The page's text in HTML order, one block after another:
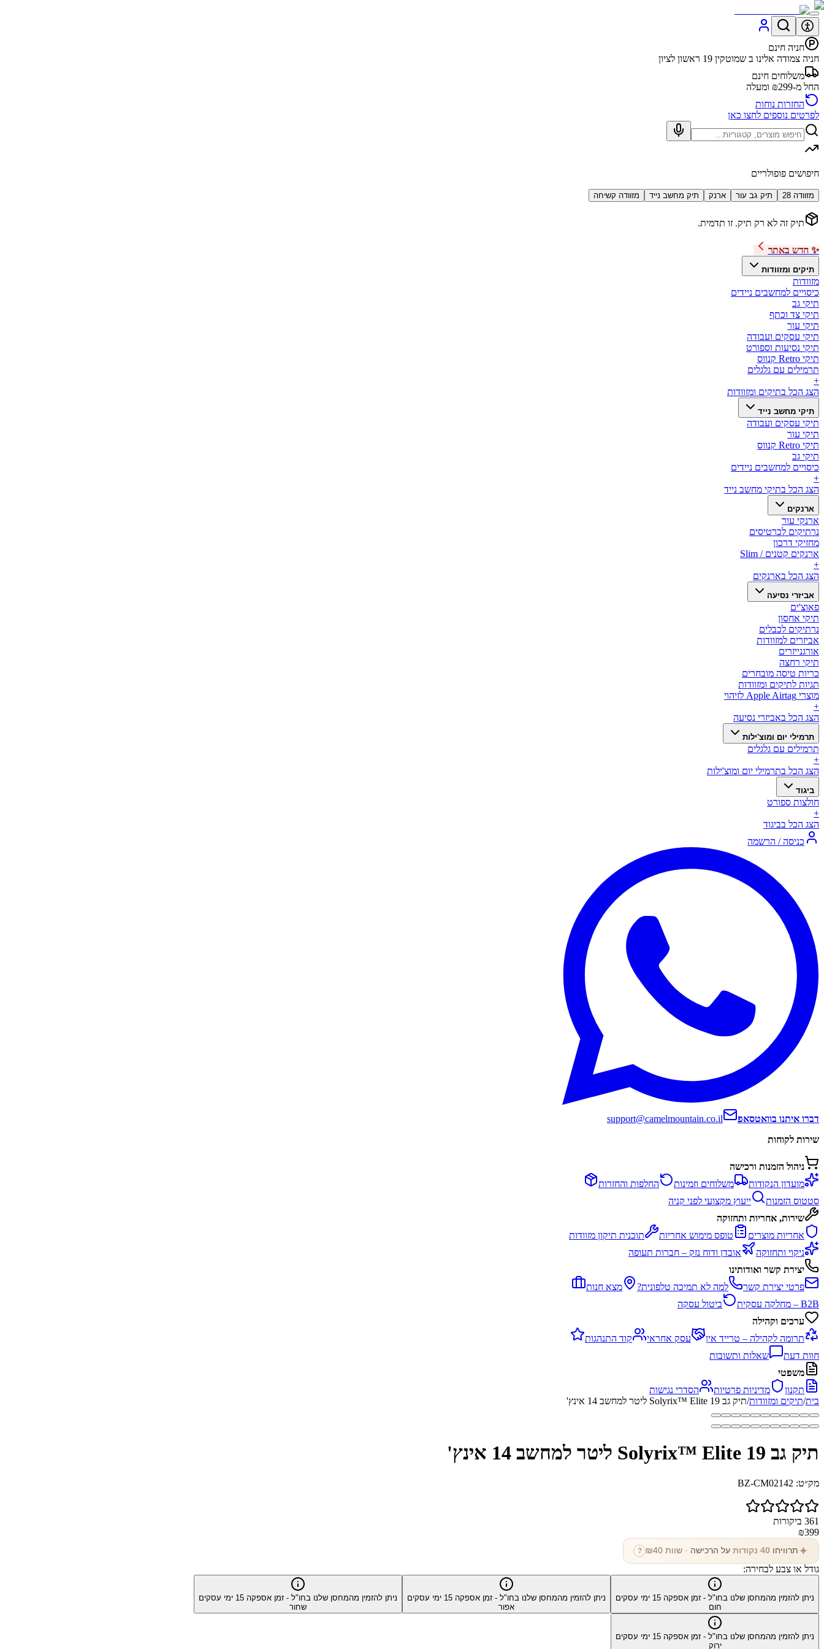
חניה חינם
חניה צמודה אלינו ב שמוטקין 19 ראשון לציון
משלוחים חינם
החל מ-₪299 ומעלה
החזרות נוחות
לפרטים נוספים לחצו כאן
חיפושים פופולריים
מזוודה 28 תיק גב עור ארנק תיק מחשב נייד מזוודה קשיחה
תיק זה לא רק תיק. זו תדמית.
✨ חדש באתר
תיקים ומזוודות
מזוודות
כיסויים למחשבים ניידים
תיקי גב
תיקי צד וכתף
תיקי עור
תיקי עסקים ועבודה
תיקי נסיעות וספורט
תיקי Retro קנווס
תרמילים עם גלגלים
+
הצג הכל בתיקים ומזוודות
תיקי מחשב נייד
תיקי עסקים ועבודה
תיקי עור
תיקי Retro קנווס
תיקי גב
כיסויים למחשבים ניידים
+
הצג הכל בתיקי מחשב נייד
ארנקים
ארנקי עור
נרתיקים לכרטיסים
מחזיקי דרכון
ארנקים קטנים / Slim
+
הצג הכל בארנקים
אביזרי נסיעה
פאוצ'ים
תיקי אחסון
נרתיקים לכבלים
אביזרים למזוודות
אורגנייזרים
תיקי רחצה
כריות טיסה מובחרים
תגיות לתיקים ומזוודות
מוצרי Apple Airtag לזיהוי
+
הצג הכל באביזרי נסיעה
תרמילי יום ומוצ'ילות
תרמילים עם גלגלים
+
הצג הכל בתרמילי יום ומוצ'ילות
ביגוד
חולצות ספורט
+
הצג הכל בביגוד
כניסה / הרשמה
דברו איתנו בוואטסאפ
support@camelmountain.co.il
שירות לקוחות
ניהול הזמנות ורכישה
מועדון הנקודות
משלוחים וזמינות
החלפות והחזרות
סטטוס הזמנות
ייעוץ מקצועי לפני קניה
שירות, אחריות ותחזוקה
אחריות מוצרים
טופס מימוש אחריות
תוכנית תיקון מזוודות
ניקוי ותחזוקה
אובדן ודוח נזק – חברות תעופה
יצירת קשר ואודותינו
פרטי יצירת קשר
למה לא תמיכה טלפונית?
מצא חנות
B2B – מחלקה עסקית
ביטול עסקה
ערכים וקהילה
תרומה לקהילה – טרייד אין
עסק אחראי
קוד התנהגות
חוות דעת
שאלות ותשובות
משפטי
תקנון
מדיניות פרטיות
הסדרי נגישות
בית/תיקים ומזוודות/תיק גב Solyrix™ Elite 19 ליטר למחשב 14 אינץ'
תיק גב Solyrix™ Elite 19 ליטר למחשב 14 אינץ'
מק״ט: BZ-CM02142
361 ביקורות
₪399
✦ תרוויחו 40 נקודות על הרכישה · שוות ₪ 40
?
גודל או צבע לבחירה:
ניתן להזמין מהמחסן שלנו בחו"ל - זמן אספקה 15 ימי עסקים
חום
ניתן להזמין מהמחסן שלנו בחו"ל - זמן אספקה 15 ימי עסקים
אפור
ניתן להזמין מהמחסן שלנו בחו"ל - זמן אספקה 15 ימי עסקים
שחור
ניתן להזמין מהמחסן שלנו בחו"ל - זמן אספקה 15 ימי עסקים
ירוק